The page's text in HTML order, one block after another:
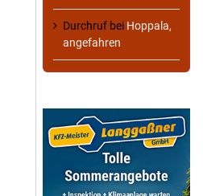
Durchruf bei Hoppala,
angefahren